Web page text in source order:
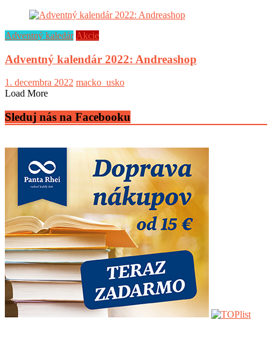
Adventný kaledár Akcie
Adventný kalendár 2022: Andreashop
1. decembra 2022 macko_usko
Load More
Sleduj nás na Facebooku